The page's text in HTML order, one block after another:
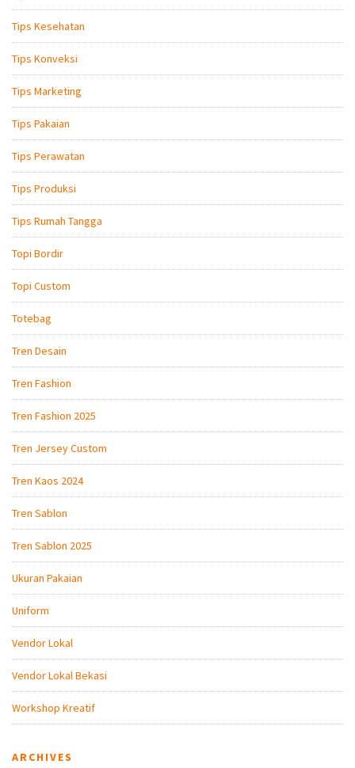
Tips Kesehatan
Tips Konveksi
Tips Marketing
Tips Pakaian
Tips Perawatan
Tips Produksi
Tips Rumah Tangga
Topi Bordir
Topi Custom
Totebag
Tren Desain
Tren Fashion
Tren Fashion 2025
Tren Jersey Custom
Tren Kaos 2024
Tren Sablon
Tren Sablon 2025
Ukuran Pakaian
Uniform
Vendor Lokal
Vendor Lokal Bekasi
Workshop Kreatif
ARCHIVES